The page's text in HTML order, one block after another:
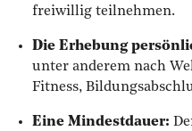
freiwillig teilnehmen.
Die Erhebung
unter anderem nach
Fitness,
Eine Mindestdauer: